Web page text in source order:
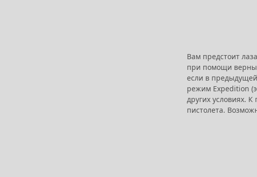
Вам предстоит
при помощи
если в предыдущей
режим Expedition
других условиях.
пистолета.